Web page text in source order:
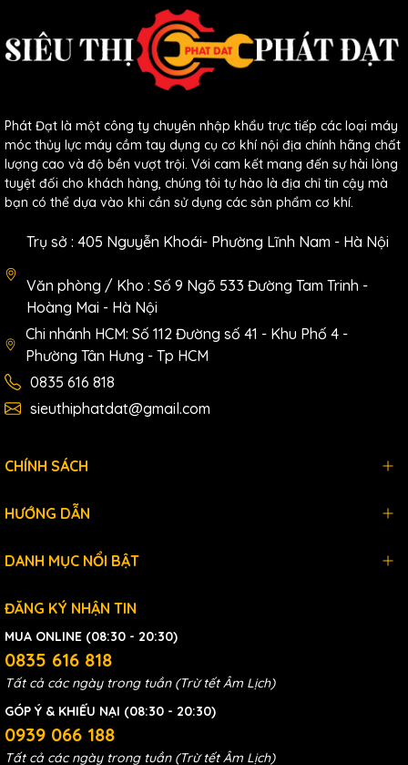
Xem thêm các sản phẩm tạiĐÂY
NHANH TAY ĐẶT HÀNG NGAY
CÔNG TY TNHH TM XNK TBCN PHÁT
🏪 405 Nguyễn Khoái - Thanh Trì - Hoàng
CÁC LOẠI
1 MÁY THỦY LỰC: Máy đột lỗ thủy
lực,máy cắt V thủy lực,Bơm thủy lực,Kìm
bấm cos thủy lực,Kìm cắt cáp thủy
lực,Kìm cắt cáp nhông,kích thủy lực,vam
thủy lực
2 MÁY CẦM TAY:Máy hàn, Máy khoan
Phát Đạt là một công ty chuyên nhập khẩu trực tiếp các loại máy
móc thủy lực máy cầm tay dụng cụ cơ khí nội địa chính hãng chất
lượng cao và độ bền vượt trội. Với cam kết mang đến sự hài lòng
tuyệt đối cho khách hàng, chúng tôi tự hào là địa chỉ tin cậy mà
bạn có thể dựa vào khi cần sử dụng các sản phẩm cơ khí.
Trụ sở : 405 Nguyễn Khoái- Phường Lĩnh Nam - Hà Nội
Văn phòng / Kho : Số 9 Ngõ 533 Đường Tam Trinh -
Hoàng Mai - Hà Nội
Chi nhánh HCM: Số 112 Đường số 41 - Khu Phố 4 -
Phường Tân Hưng - Tp HCM
0835 616 818
sieuthiphatdat@gmail.com
CHÍNH SÁCH
HƯỚNG DẪN
DANH MỤC NỔI BẬT
ĐĂNG KÝ NHẬN TIN
MUA ONLINE (08:30 - 20:30)
0835 616 818
Tất cả các ngày trong tuần (Trừ tết Âm Lịch)
GÓP Ý & KHIẾU NẠI (08:30 - 20:30)
0939 066 188
Tất cả các ngày trong tuần (Trừ tết Âm Lịch)